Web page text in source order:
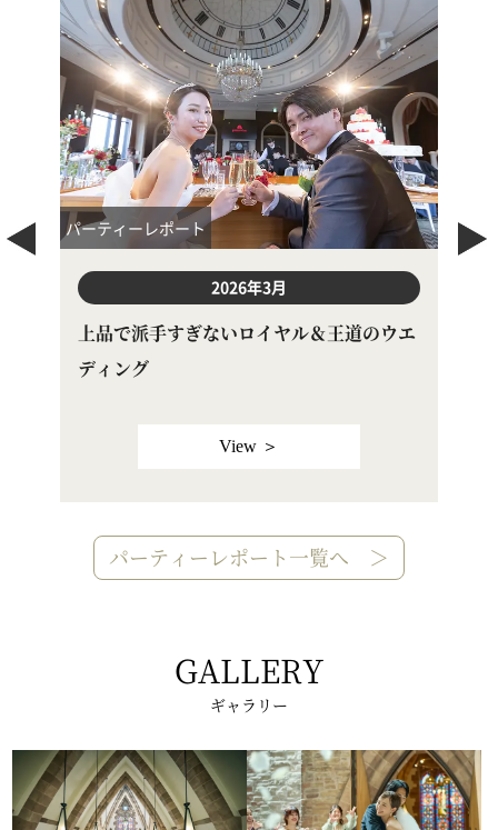
パーティーレポート
2026年2月
よく笑い・よく喋り・そしてまたよく笑う
結婚式！
View ＞
パー
パーティーレポート一覧へ ＞
GALLERY
ギャラリー